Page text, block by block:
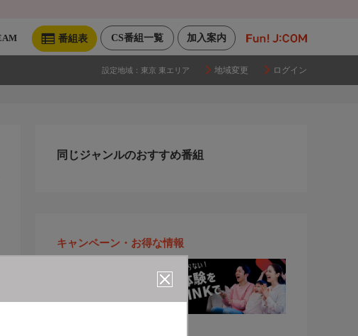
加入案内
CS番組一覧
番組表
設定地域： 東京 東エリア 地域変更 ログイン
同じジャンルのおすすめ番組
キャンペーン・お得な情報